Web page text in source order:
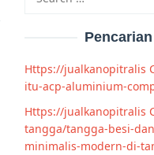
for:
Https://jualkanopitralis
itu-acp-aluminium-
Https://jualkanopitralis
tangga/tangga-besi-
minimalis-modern-di-